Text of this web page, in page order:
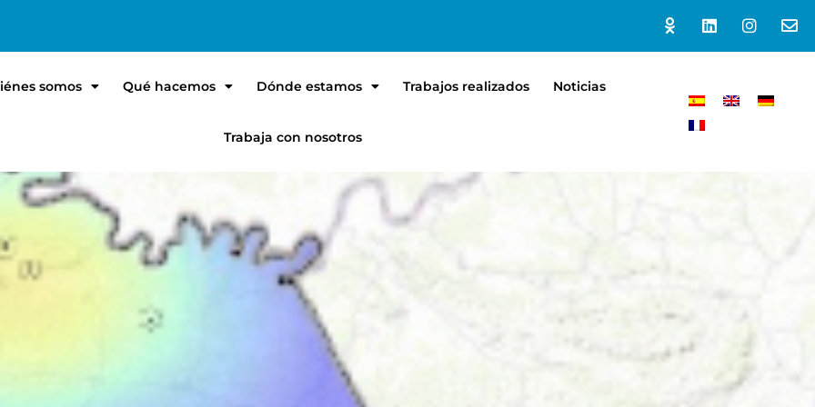
somos Qué hacemos Dónde estamos Trabajos realizados Noticias
Trabaja con nosotros